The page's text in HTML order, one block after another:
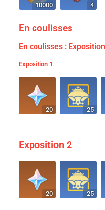
10000 4
En coulisses
En coulisses : Exposition
Exposition 1
20 25
Exposition 2
20 25